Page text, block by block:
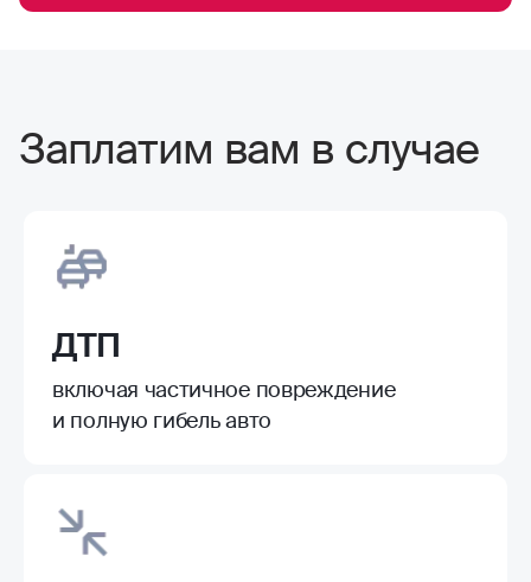
Заплатим вам в случае
ДТП
включая частичное повреждение
и полную гибель авто